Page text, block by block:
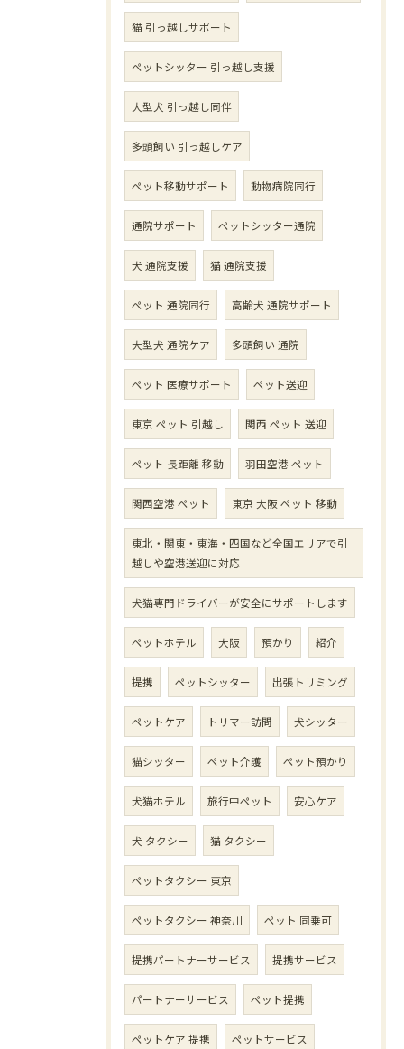
猫 引っ越しサポート
ペットシッター 引っ越し支援
大型犬 引っ越し同伴
多頭飼い 引っ越しケア
ペット移動サポート 動物病院同行
通院サポート ペットシッター通院
犬 通院支援 猫 通院支援
ペット 通院同行 高齢犬 通院サポート
大型犬 通院ケア 多頭飼い 通院
ペット 医療サポート ペット送迎
東京 ペット 引越し 関西 ペット 送迎
ペット 長距離 移動 羽田空港 ペット
関西空港 ペット 東京 大阪 ペット 移動
東北・関東・東海・四国など全国エリアで引
越しや空港送迎に対応
犬猫専門ドライバーが安全にサポートします
ペットホテル 大阪 預かり 紹介
提携 ペットシッター 出張トリミング
ペットケア トリマー訪問 犬シッター
猫シッター ペット介護 ペット預かり
犬猫ホテル 旅行中ペット 安心ケア
犬 タクシー 猫 タクシー
ペットタクシー 東京
ペットタクシー 神奈川 ペット 同乗可
提携パートナーサービス 提携サービス
パートナーサービス ペット提携
ペットケア 提携 ペットサービス